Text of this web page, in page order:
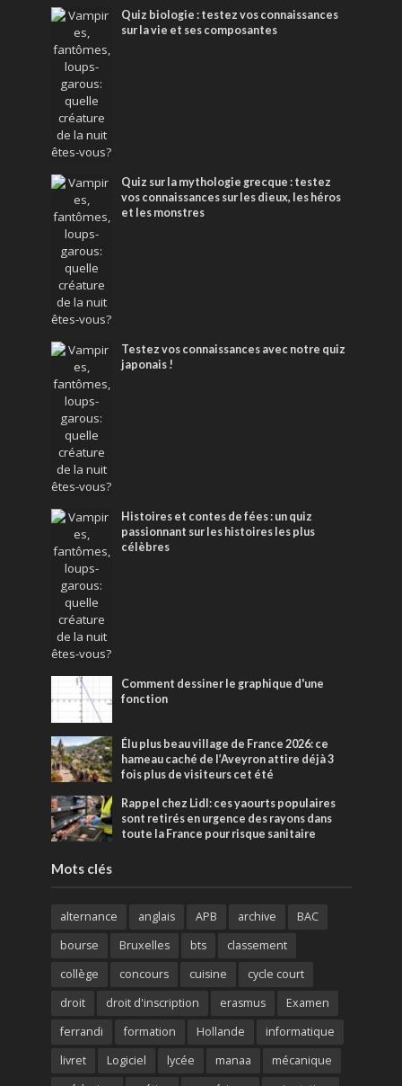
Quiz biologie : testez vos connaissances
sur la vie et ses composantes
Quiz sur la mythologie grecque : testez
vos connaissances sur les dieux, les héros
et les monstres
Testez vos connaissances avec notre quiz
japonais !
Histoires et contes de fées : un quiz
passionnant sur les histoires les plus
célèbres
Comment dessiner le graphique d'une
fonction
Élu plus beau village de France 2026: ce
hameau caché de l’Aveyron attire déjà 3
fois plus de visiteurs cet été
Rappel chez Lidl: ces yaourts populaires
sont retirés en urgence des rayons dans
toute la France pour risque sanitaire
Mots clés
alternance anglais APB archive
BAC
bourse
Bruxelles bts
classement
collège
concours cuisine
cycle court
droit
droit d'inscription erasmus
Examen
ferrandi
formation Hollande
informatique
livret
Logiciel lycée manaa
mécanique